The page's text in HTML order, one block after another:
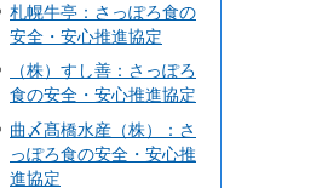
札幌牛亭：さっぽろ食の
安全・安心推進協定
（株）すし善：さっぽろ
食の安全・安心推進協定
曲〆髙橋水産（株）：さ
っぽろ食の安全・安心推
進協定